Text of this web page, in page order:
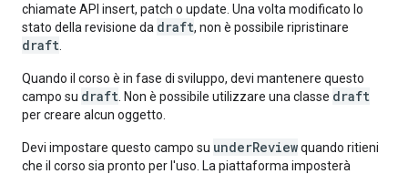
chiamate API insert, patch o update. Una volta modificato lo
stato della revisione da draft, non è possibile ripristinare
draft
Quando il corso è in fase di sviluppo, devi mantenere questo
campo su draft . Non è possibile utilizzare una classe draft
per creare alcun oggetto.
Devi impostare questo campo su underReviewquando ritieni
che il corso sia pronto per l'uso. La piattaforma imposterà